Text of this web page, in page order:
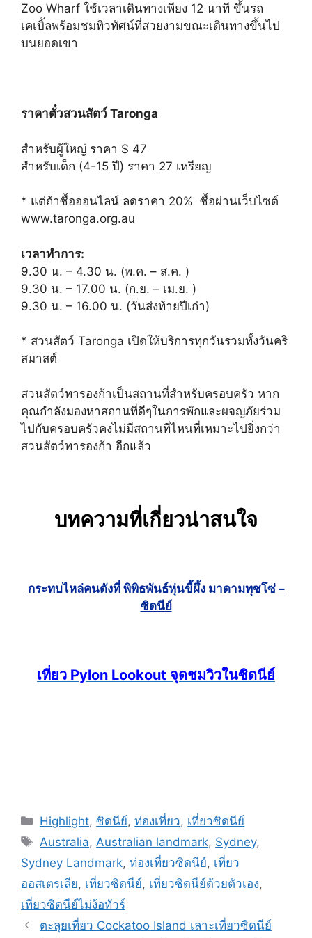
Zoo Wharf ใช้เวลาเดินทางเพียง 12 นาที ขึ้นรถ
เคเบิ้ลพร้อมชมทิวทัศน์ที่สวยงามขณะเดินทางขึ้นไป
บนยอดเขา
ราคาตั๋วสวนสัตว์ Taronga
สำหรับผู้ใหญ่ ราคา $ 47
สำหรับเด็ก (4-15 ปี) ราคา 27 เหรียญ
* แต่ถ้าซื้อออนไลน์ ลดราคา 20% ซื้อผ่านเว็บไซต์
www.taronga.org.au
เวลาทำการ:
9.30 น. – 4.30 น. (พ.ค. – ส.ค. )
9.30 น. – 17.00 น. (ก.ย. – เม.ย. )
9.30 น. – 16.00 น. (วันส่งท้ายปีเก่า)
* สวนสัตว์ Taronga เปิดให้บริการทุกวันรวมทั้งวันคริ
สมาสต์
สวนสัตว์ทารองก้าเป็นสถานที่สำหรับครอบครัว หาก
คุณกำลังมองหาสถานที่ดีๆในการพักและผจญภัยร่วม
ไปกับครอบครัวคงไม่มีสถานที่ไหนที่เหมาะไปยิ่งกว่า
สวนสัตว์ทารองก้า อีกแล้ว
บทความที่เกี่ยวน่าสนใจ
กระทบไหล่คนดังที่ พิพิธพันธ์หุ่นขี้ผึ้ง มาดามทุซโซ่ –
ซิดนีย์
เที่ยว Pylon Lookout จุดชมวิวในซิดนีย์
Highlight,ซิดนีย์,ท่องเที่ยว, เที่ยวซิดนีย์
Australia, Australian landmark, Sydney,
Sydney Landmark, ท่องเที่ยวซิดนีย์, เที่ยว
ออสเตรเลีย, เที่ยวซิดนีย์, เที่ยวซิดนีย์ด้วยตัวเอง,
เที่ยวซิดนีย์ไม่ง้อทัวร์
ตะลุยเที่ยว Cockatoo Island เลาะเที่ยวซิดนีย์